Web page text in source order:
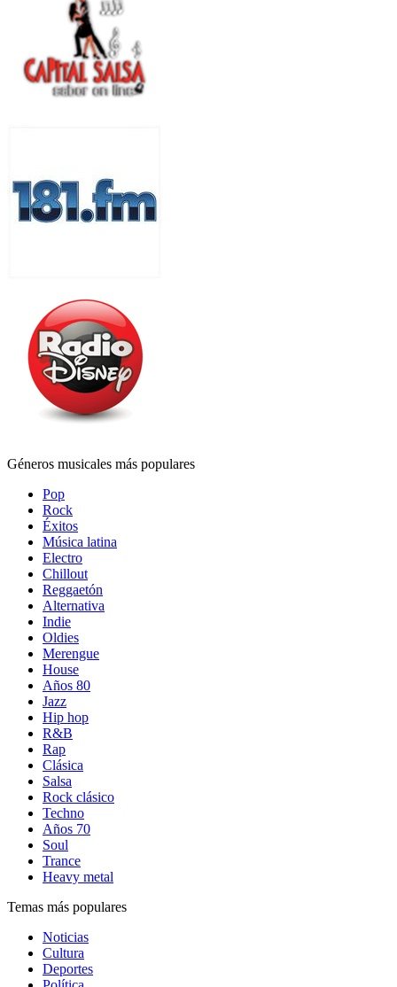
Géneros musicales más populares
Pop
Rock
Éxitos
Música latina
Electro
Chillout
Reggaetón
Alternativa
Indie
Oldies
Merengue
House
Años 80
Jazz
Hip hop
R&B
Rap
Clásica
Salsa
Rock clásico
Techno
Años 70
Soul
Trance
Heavy metal
Temas más populares
Noticias
Cultura
Deportes